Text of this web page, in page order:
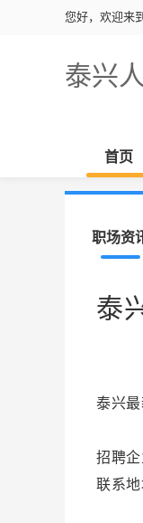
您好，欢迎来
泰兴
首页
职场资
泰
泰兴最
招聘企
联系